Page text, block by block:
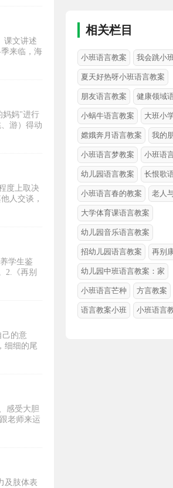
课文讲述
来临，海
妈妈"进行
游）得动
度上取决
人交谈，
学生鉴
2.《再别
己的意
细细的尾
感受大胆
老师来运
及肢体表
相关栏目
小班语言教案 我会跳小
夏天好热呀小班语言教案
朋友语言教案 健康领域
小蜗牛语言教案 大班小
嫦娥奔月语言教案 我的
小班语言梦教案 小班语
幼儿园语言教案 长恨歌
小班语言春的教案 老人
大学体育课语言教案
幼儿园音乐语言教案
招幼儿园语言教案 再别
幼儿园中班语言教案：家
小班语言芒种 方言教案
语言教案小班 小班语言